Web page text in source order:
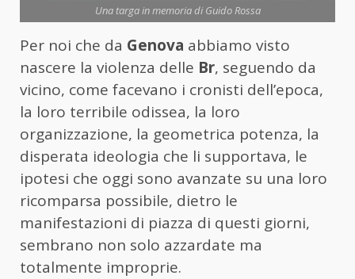
Una targa in memoria di Guido Rossa
Per noi che da Genova abbiamo visto
nascere la violenza delle Br, seguendo da
vicino, come facevano i cronisti dell’epoca,
la loro terribile odissea, la loro
organizzazione, la geometrica potenza, la
disperata ideologia che li supportava, le
ipotesi che oggi sono avanzate su una loro
ricomparsa possibile, dietro le
manifestazioni di piazza di questi giorni,
sembrano non solo azzardate ma
totalmente improprie.